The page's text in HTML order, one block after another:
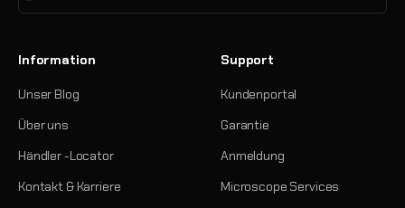
Information
Unser Blog
Über uns
Händler -Locator
Kontakt & Karriere
Support
Kundenportal
Garantie
Anmeldung
Microscope Services